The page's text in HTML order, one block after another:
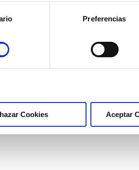
haciendo
casillas de
Preferencias
Cookies Aceptar